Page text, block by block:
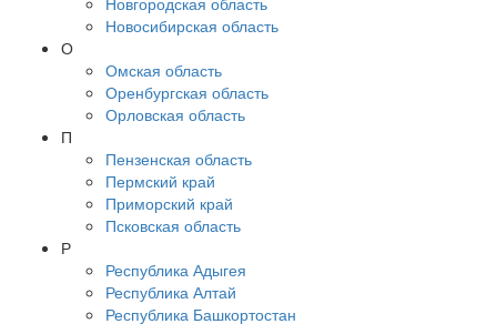
Новосибирская область
О
Омская область
Оренбургская область
Орловская область
П
Пензенская область
Пермский край
Приморский край
Псковская область
Р
Республика Адыгея
Республика Алтай
Республика Башкортостан